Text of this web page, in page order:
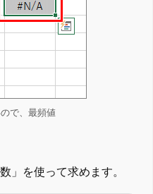
で、最頻値
」を使って求めます。